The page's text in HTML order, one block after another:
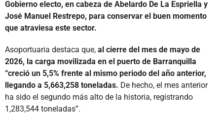
Gobierno electo, en cabeza de Abelardo De La Espriella y
José Manuel Restrepo, para conservar el buen momento
que atraviesa este sector.
Asoportuaria destaca que, al cierre del mes de mayo de
2026, la carga movilizada en el puerto de Barranquilla
“creció un 5,5% frente al mismo periodo del año anterior,
llegando a 5,663,258 toneladas. De hecho, el mes anterior
ha sido el segundo más alto de la historia, registrando
1,283,544 toneladas”.